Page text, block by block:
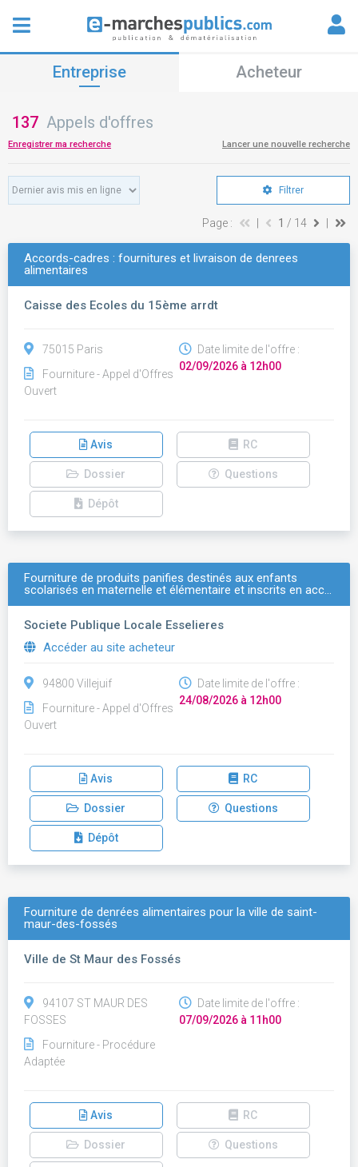
Entreprise Acheteur
137 Appels d'offres
Enregistrer ma recherche Lancer une nouvelle recherche
Filtrer
Page : 1 / 14
Accords-cadres : fournitures et livraison de denrees
alimentaires
Caisse des Ecoles du 15ème arrdt
75015 Paris
Fourniture - Appel d'Offres
Ouvert
Date limite de l'offre :
02/09/2026 à 12h00
Avis RC
Dossier Questions
Dépôt
Fourniture de produits panifies destinés aux enfants
scolarisés en maternelle et élémentaire et inscrits en acc…
Societe Publique Locale Esselieres
Accéder au site acheteur
94800 Villejuif
Fourniture - Appel d'Offres
Ouvert
Date limite de l'offre :
24/08/2026 à 12h00
Avis RC
Dossier Questions
Dépôt
Fourniture de denrées alimentaires pour la ville de saint-
maur-des-fossés
Ville de St Maur des Fossés
94107 ST MAUR DES
FOSSES
Fourniture - Procédure
Adaptée
Date limite de l'offre :
07/09/2026 à 11h00
Avis RC
Dossier Questions